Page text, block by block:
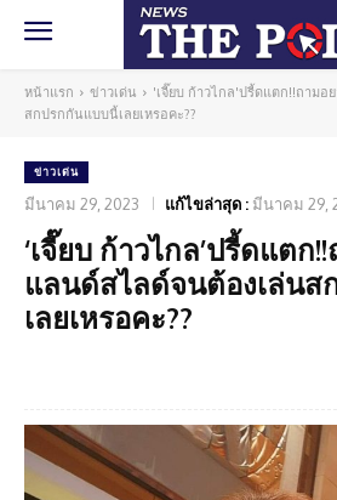
หน้าแรก ข่าวเด่น
'เจี๊ยบ ก้าวไกล'ปรี้ดแตก!!ถามอ
สกปรกกันแบบนี้เลยเหรอคะ??
ข่าวเด่น
มีนาคม 29, 2023 แก้ไขล่าสุด : มีนาคม 29,
‘เจี๊ยบ ก้าวไกล’ปรี้ดแตก
แลนด์สไลด์จนต้องเล่น
เลยเหรอคะ??